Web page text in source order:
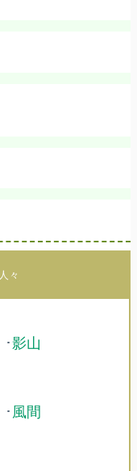
々
･影山
･ 風間